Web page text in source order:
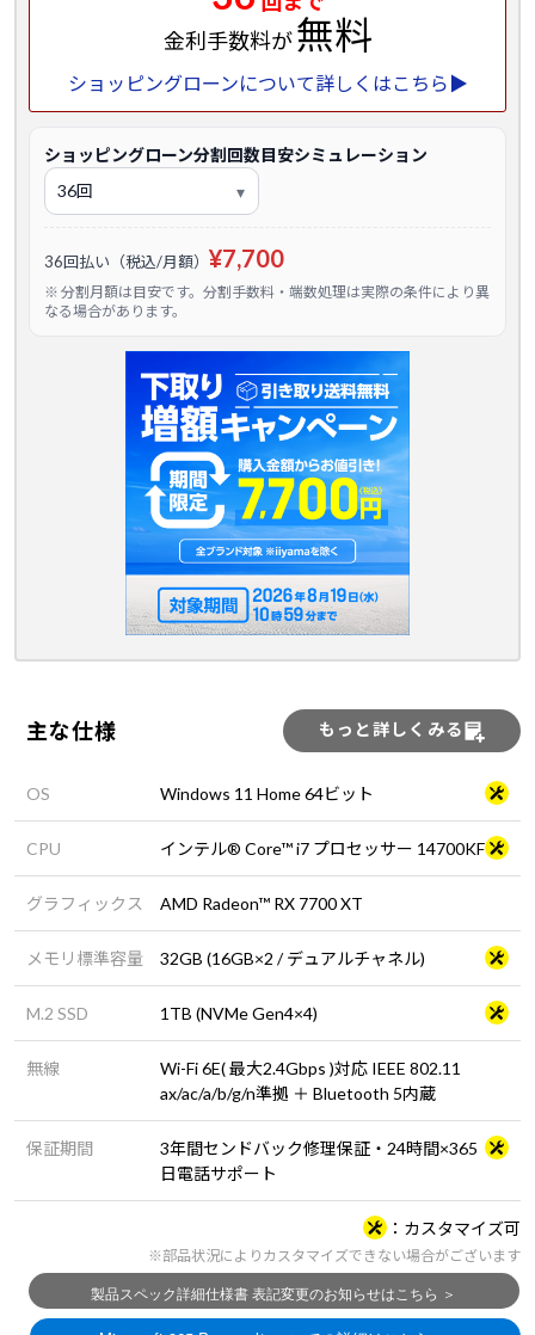
金利手数料が無料
ショッピングローンについて詳しくはこちら▶
ショッピングローン分割回数目安シミュレーション
36回払い（税込/月額） ¥7,700
※ 分割月額は目安です。分割手数料・端数処理は実際の条件により異
なる場合があります。
主な仕様 もっと詳しくみる
OS Windows 11 Home 64ビット
CPU インテル® Core™ i7 プロセッサー 14700KF
グラフィックス AMD Radeon™ RX 7700 XT
メモリ標準容量 32GB (16GB×2 / デュアルチャネル)
M.2 SSD 1TB (NVMe Gen4×4)
無線
Wi-Fi 6E( 最大2.4Gbps )対応 IEEE 802.11
ax/ac/a/b/g/n準拠 ＋ Bluetooth 5内蔵
保証期間
3年間センドバック修理保証・24時間×365
日電話サポート
カスタマイズ可
※部品状況によりカスタマイズできない場合がございます